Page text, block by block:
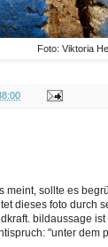
Foto: Viktoria
meint, sollte es
dieses foto durch
bildaussage
"unter dem